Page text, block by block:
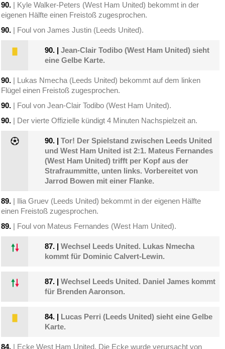
90. | Kyle Walker-Peters (West Ham United) bekommt in der
eigenen Hälfte einen Freistoß zugesprochen.
90. | Foul von James Justin (Leeds United).
90. |Jean-Clair Todibo (West Ham United) sieht
eine Gelbe Karte.
90. | Lukas Nmecha (Leeds United) bekommt auf dem linken
Flügel einen Freistoß zugesprochen.
90. | Foul von Jean-Clair Todibo (West Ham United).
90. | Der vierte Offizielle kündigt 4 Minuten Nachspielzeit an.
90. |Tor! Der Spielstand zwischen Leeds United
und West Ham United ist 2:1. Mateus Fernandes
(West Ham United) trifft per Kopf aus der
Strafraummitte, unten links. Vorbereitet von
Jarrod Bowen mit einer Flanke.
89. | Ilia Gruev (Leeds United) bekommt in der eigenen Hälfte
einen Freistoß zugesprochen.
89. | Foul von Mateus Fernandes (West Ham United).
87. |Wechsel Leeds United. Lukas Nmecha
kommt für Dominic Calvert-Lewin.
87. |Wechsel Leeds United. Daniel James kommt
für Brenden Aaronson.
84. | Lucas Perri (Leeds United) sieht eine Gelbe
Karte.
84. | Ecke West Ham United. Die Ecke wurde verursacht von